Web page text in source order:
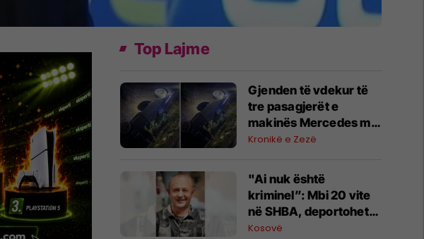
Top Lajme
Gjenden të vdekur të
tre pasagjerët e
makinës Mercedes me
targa gjermane të cilët
drejt Kosovës
Kronikë e Zezë
"Ai nuk është
kriminel”: Mbi 20 vite
në SHBA, deportohet
berberi shqiptar
Kosovë